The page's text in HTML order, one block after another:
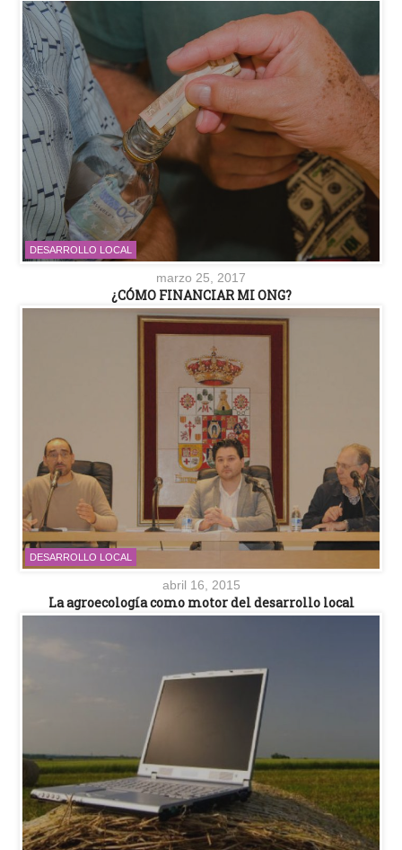
DESARROLLO LOCAL
marzo 25, 2017
¿CÓMO FINANCIAR MI ONG?
DESARROLLO LOCAL
abril 16, 2015
La agroecología como motor del desarrollo local